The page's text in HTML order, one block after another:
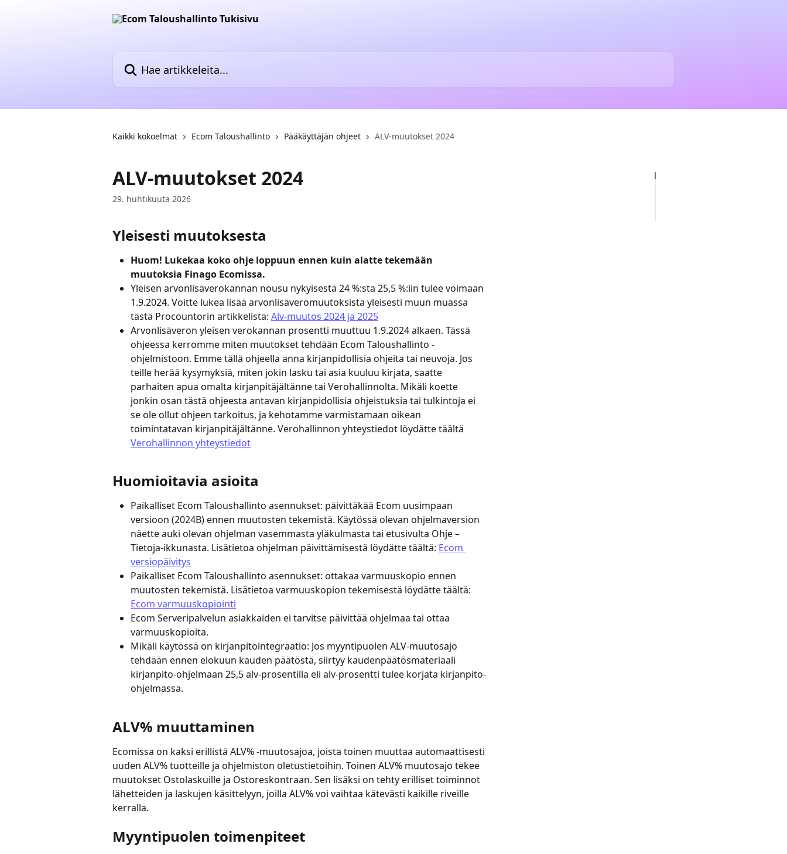
Kaikki kokoelmat Ecom Taloushallinto Pääkäyttäjän ohjeet ALV-muutokset 2024
ALV-muutokset 2024
29. huhtikuuta 2026
Yleisesti muutoksesta
Huom! Lukekaa koko ohje loppuun ennen kuin alatte tekemään
muutoksia Finago Ecomissa.
Yleisen arvonlisäverokannan nousu nykyisestä 24 %:sta 25,5 %:iin tulee voimaan
1.9.2024. Voitte lukea lisää arvonlisäveromuutoksista yleisesti muun muassa
tästä Procountorin artikkelista: Alv-muutos 2024 ja 2025
Arvonlisäveron yleisen verokannan prosentti muuttuu 1.9.2024 alkaen. Tässä
ohjeessa kerromme miten muutokset tehdään Ecom Taloushallinto -
ohjelmistoon. Emme tällä ohjeella anna kirjanpidollisia ohjeita tai neuvoja. Jos
teille herää kysymyksiä, miten jokin lasku tai asia kuuluu kirjata, saatte
parhaiten apua omalta kirjanpitäjältänne tai Verohallinnolta. Mikäli koette
jonkin osan tästä ohjeesta antavan kirjanpidollisia ohjeistuksia tai tulkintoja ei
se ole ollut ohjeen tarkoitus, ja kehotamme varmistamaan oikean
toimintatavan kirjanpitäjältänne. Verohallinnon yhteystiedot löydätte täältä
Verohallinnon yhteystiedot
Huomioitavia asioita
Paikalliset Ecom Taloushallinto asennukset: päivittäkää Ecom uusimpaan
versioon (2024B) ennen muutosten tekemistä. Käytössä olevan ohjelmaversion
näette auki olevan ohjelman vasemmasta yläkulmasta tai etusivulta Ohje –
Tietoja-ikkunasta. Lisätietoa ohjelman päivittämisestä löydätte täältä: Ecom
versiopäivitys
Paikalliset Ecom Taloushallinto asennukset: ottakaa varmuuskopio ennen
muutosten tekemistä. Lisätietoa varmuuskopion tekemisestä löydätte täältä:
Ecom varmuuskopiointi
Ecom Serveripalvelun asiakkaiden ei tarvitse päivittää ohjelmaa tai ottaa
varmuuskopioita.
Mikäli käytössä on kirjanpitointegraatio: Jos myyntipuolen ALV-muutosajo
tehdään ennen elokuun kauden päätöstä, siirtyy kaudenpäätösmateriaali
kirjanpito-ohjelmaan 25,5 alv-prosentilla eli alv-prosentti tulee korjata kirjanpito-
ohjelmassa.
ALV% muuttaminen
Ecomissa on kaksi erillistä ALV% -muutosajoa, joista toinen muuttaa automaattisesti
uuden ALV% tuotteille ja ohjelmiston oletustietoihin. Toinen ALV% muutosajo tekee
muutokset Ostolaskuille ja Ostoreskontraan. Sen lisäksi on tehty erilliset toiminnot
lähetteiden ja laskujen käsittelyyn, joilla ALV% voi vaihtaa kätevästi kaikille riveille
kerralla.
Myyntipuolen toimenpiteet